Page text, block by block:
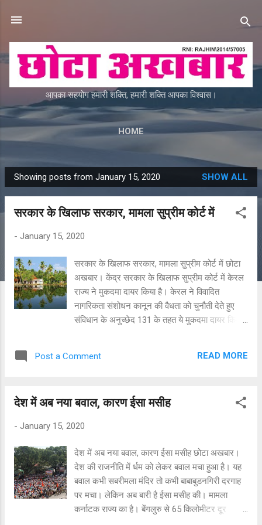
आपका सहयोग हमारी शक्ति, हमारी शक्ति आपका विश्वास।
HOME
P
o
Showing posts from January 15, 2020 SHOW ALL
सरकार के खिलाफ सरकार, मामला सुप्रीम कोर्ट में
- January 15, 2020
सरकार के खिलाफ सरकार, मामला सुप्रीम कोर्ट में छोटा
अखबार। केंद्र सरकार के खिलाफ सुप्रीम कोर्ट में केरल
राज्य ने मुकदमा दायर किया है। केरल ने विवादित
नागरिकता संशोधन कानून की वैधता को चुनौती देते हुए
संविधान के अनुच्छेद 131 के तहत ये मुकदमा दायर किया
फैसला करने का अधिकार देता है। केरल ने तर्क दिया है
याचिका में कहा गया है कि विवादास्पद कानून संविधान के
सरकार ने पासपोर्ट संशोधन नियम 2015 और विदेशियों
आदेश की वैधता को भी चुनौती दी है। इस कानून में
अफगानिस्तान, बांग्लादेश और पाकिस्तान से 2015 के पहले
भारत आए हिंदू, सिख, बौद्ध, जैन, पारसी और ईसाई समुदायों
के लोगों को भारतीय नागरिकता देने का प्रावधान किया गया
है। नागरिकता संशोधन कानून और अन्य नियमों को चुनौती
देते हुए केरल ने कहा है कि यह कानून अनुच्छेद 14, 21
Post a Comment READ MORE
देश में अब नया बवाल, कारण ईसा मसीह
- January 15, 2020
देश में अब नया बवाल, कारण ईसा मसीह छोटा अखबार।
देश की राजनीति में र्धम को लेकर बवाल मचा हुआ है। यह
बवाल कभी सबरीमला मंदिर तो कभी बाबाबुडनगिरी दरगाह
पर मचा। लेकिन अब बारी है ईसा मसीह की। मामला
कर्नाटक राज्य का है। बेंगलुरु से 65 किलोमीटर दूर